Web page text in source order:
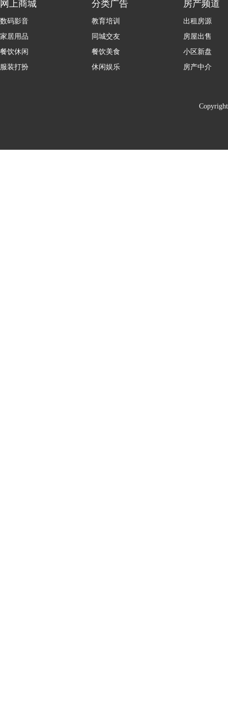
网上商城
数码影音
家居用品
餐饮休闲
服装打扮
分类广告
教育培训
同城交友
餐饮美食
休闲娱乐
房产频道
出租房源
房屋出售
小区新盘
房产中介